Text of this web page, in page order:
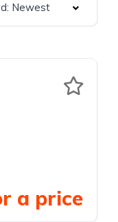
Newest
a price